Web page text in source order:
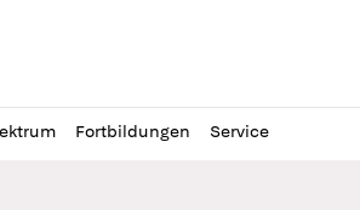
Fortbildungen Service